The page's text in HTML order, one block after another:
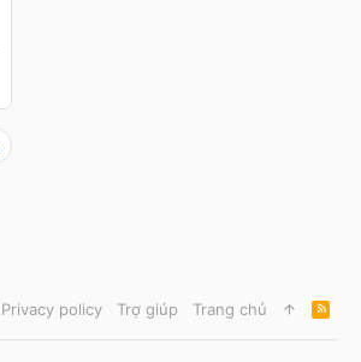
Privacy policy Trợ giúp Trang chủ
R
S
S